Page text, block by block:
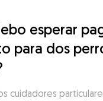
esperar
para dos
cuidadores